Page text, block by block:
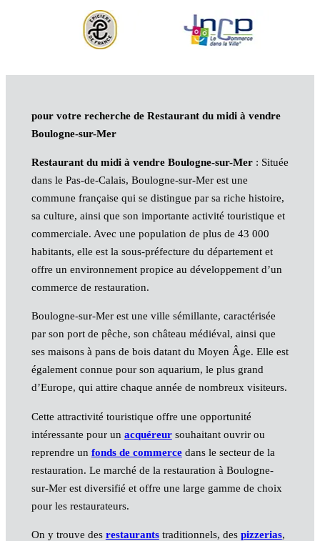
pour votre recherche de Restaurant du midi à vendre
Boulogne-sur-Mer
Restaurant du midi à vendre Boulogne-sur-Mer: Située
dans le Pas-de-Calais, Boulogne-sur-Mer est une
commune française qui se distingue par sa riche histoire,
sa culture, ainsi que son importante activité touristique et
commerciale. Avec une population de plus de 43 000
habitants, elle est la sous-préfecture du département et
offre un environnement propice au développement d’un
commerce de restauration.
Boulogne-sur-Mer est une ville sémillante, caractérisée
par son port de pêche, son château médiéval, ainsi que
ses maisons à pans de bois datant du Moyen Âge. Elle est
également connue pour son aquarium, le plus grand
d’Europe, qui attire chaque année de nombreux visiteurs.
Cette attractivité touristique offre une opportunité
intéressante pour un acquéreursouhaitant ouvrir ou
reprendre un fonds de commercedans le secteur de la
restauration. Le marché de la restauration à Boulogne-
sur-Mer est diversifié et offre une large gamme de choix
pour les restaurateurs.
On y trouve des restaurantstraditionnels, des pizzerias,